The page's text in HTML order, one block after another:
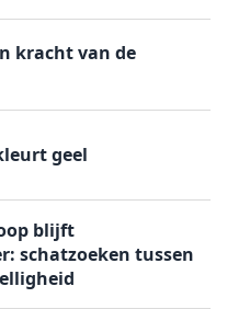
kracht van de
geel
blijft
schatzoeken tussen